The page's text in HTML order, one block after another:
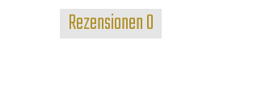
Rezensionen0